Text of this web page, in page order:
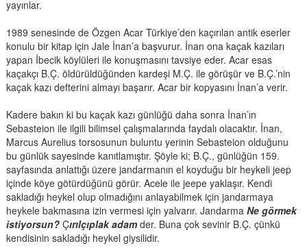
yayınlar.
1989 senesinde de Özgen Acar Türkiye’den kaçırılan antik eserler
konulu bir kitap için Jale İnan’a başvurur. İnan ona kaçak kazıları
yapan İbecik köylüleri ile konuşmasını tavsiye eder. Acar esas
kaçakçı B.Ç. öldürüldüğünden kardeşi M.Ç. ile görüşür ve B.Ç.’nin
kaçak kazı defterini almayı başarır. Acar bir kopyasını İnan’a verir.
Kadere bakın ki bu kaçak kazı günlüğü daha sonra İnan’ın
Sebasteion ile ilgili bilimsel çalışmalarında faydalı olacaktır. İnan,
Marcus Aurelius torsosunun buluntu yerinin Sebasteion olduğunu
bu günlük sayesinde kanıtlamıştır. Şöyle ki; B.Ç., günlüğün 159.
sayfasında anlattığı üzere jandarmanın el koyduğu bir heykeli jeep
içinde köye götürdüğünü görür. Acele ile jeepe yaklaşır. Kendi
sakladığı heykel olup olmadığını anlayabilmek için jandarmaya
heykele bakmasına izin vermesi için yalvarır. Jandarma Ne görmek
istiyorsun?Çırılçıplak adamder. Buna çok sevinir B.Ç. çünkü
kendisinin sakladığı heykel giysilidir.